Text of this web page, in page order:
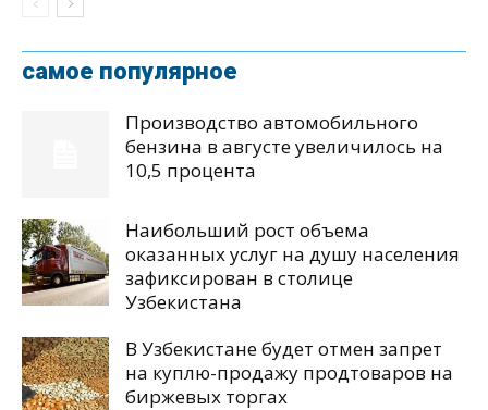
самое популярное
Производство автомобильного
бензина в августе увеличилось на
10,5 процента
Наибольший рост объема
оказанных услуг на душу населения
зафиксирован в столице
Узбекистана
В Узбекистане будет отмен запрет
на куплю-продажу продтоваров на
биржевых торгах